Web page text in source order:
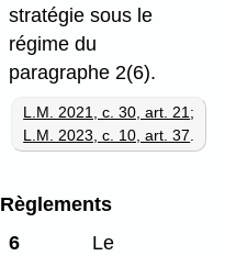
stratégie sous le
régime du
paragraphe 2(6).
L.M. 2021, c. 30, art. 21;
L.M. 2023, c. 10, art. 37.
Règlements
6
Le